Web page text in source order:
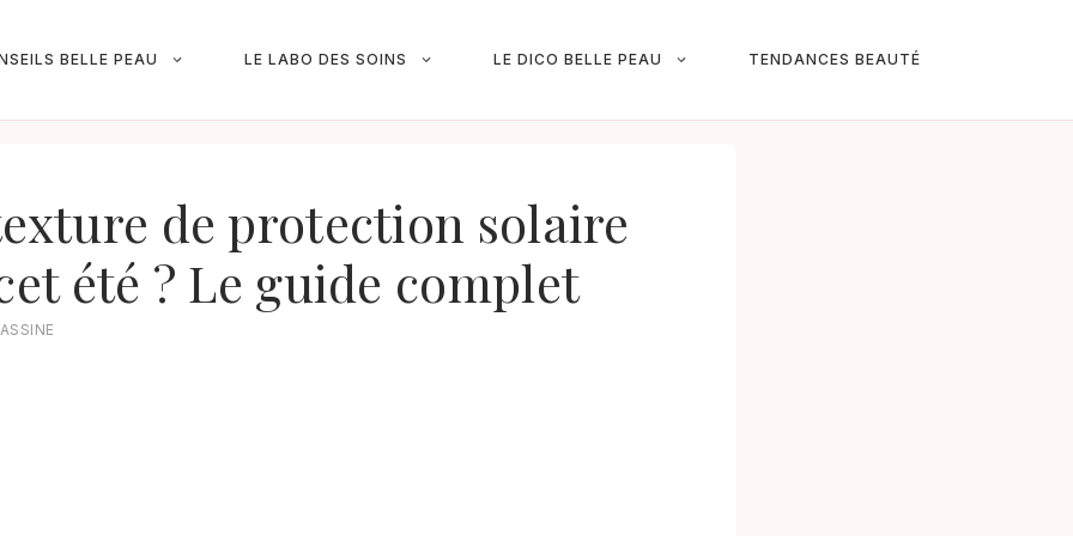
BELLE PEAU LE LABO DES SOINS LE DICO BELLE PEAU TENDANCES BEAUTÉ
de protection solaire
été ? Le guide complet